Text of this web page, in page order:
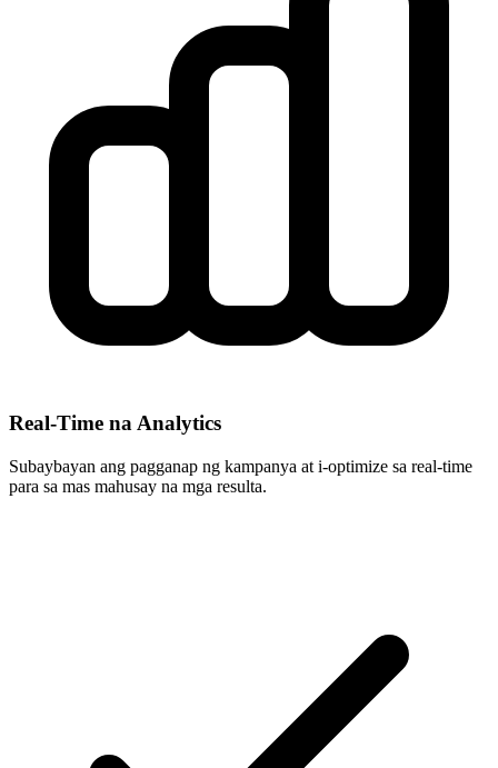
Real-Time na Analytics
Subaybayan ang pagganap ng kampanya at i-optimize sa real-time
para sa mas mahusay na mga resulta.